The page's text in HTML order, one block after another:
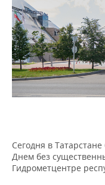
ТАТАРСТАНА
ИНВЕСТИЦИИ
НЕФТЕХИМИЯ
НЕФТЬ
ОПК
НОВОСТИ БИЗНЕСА
РОЗНИЧНАЯ
ТРАНСПОРТ
УСЛУГИ
ТЕХНОЛОГИИ
НОВОСТИ
IT
МЕДИА
МЕРОПРИЯТИЯ
НОВОСТИ
ВЫЕЗДНАЯ
ONLINE-
СПОРТ
НОВОСТИ СПОРТА
ХОККЕЙ
ОБЩЕСТВО
ВЛАСТЬ
СЮЖЕТЫ
Сегодня в
Днем без
Гидрометцентре